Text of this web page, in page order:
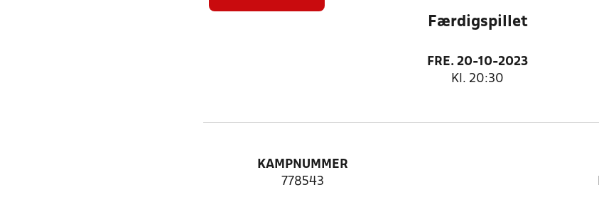
Færdigspillet
FRE. 20-10-2023
Kl. 20:30
KAMPNUMMER
778543